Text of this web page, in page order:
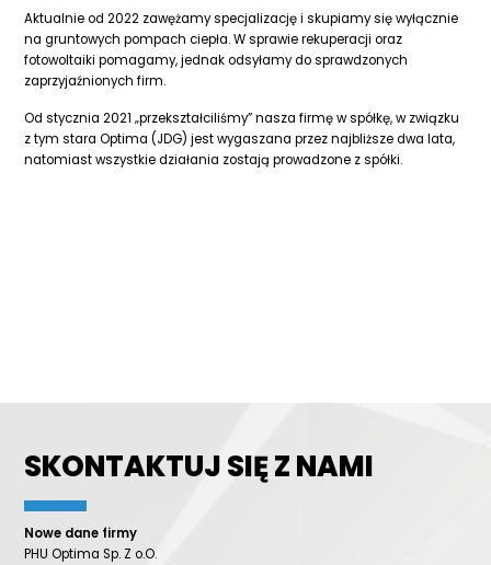
Aktualnie od 2022 zawężamy specjalizację i skupiamy się wyłącznie
na gruntowych pompach ciepła. W sprawie rekuperacji oraz
fotowoltaiki pomagamy, jednak odsyłamy do sprawdzonych
zaprzyjaźnionych firm.
Od stycznia 2021 „przekształciliśmy” nasza firmę w spółkę, w związku
z tym stara Optima (JDG) jest wygaszana przez najbliższe dwa lata,
natomiast wszystkie działania zostają prowadzone z spółki.
SKONTAKTUJ SIĘ Z NAMI
Nowe dane firmy
PHU Optima Sp. Z o.O.